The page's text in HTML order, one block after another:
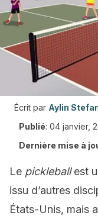
Écrit par Aylin
Publié: 04 janvier,
Dernière mise à
Le pickleballest
issu d’autres
États-Unis, mais